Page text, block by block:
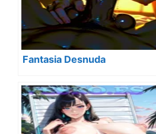
Fantasia Desnuda